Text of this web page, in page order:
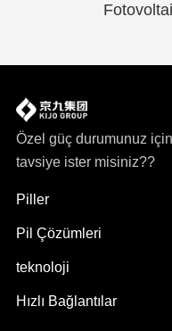
Özel güç durumunuz
tavsiye ister misiniz??
Piller
Pil Çözümleri
teknoloji
Hızlı Bağlantılar